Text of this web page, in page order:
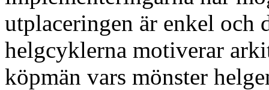
utplaceringen är enkel och
helgcyklerna motiverar
köpmän vars mönster